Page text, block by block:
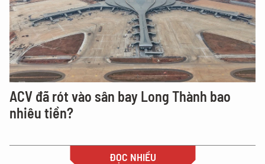
ACV đã rót vào sân bay Long Thành bao
nhiêu tiền?
ĐỌC NHIỀU